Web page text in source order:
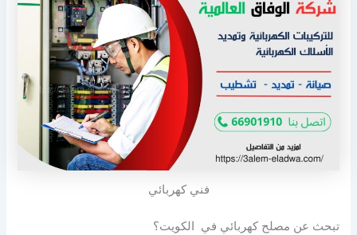
فني كهربائي
تبحث عن مصلح كهربائي في الكويت؟